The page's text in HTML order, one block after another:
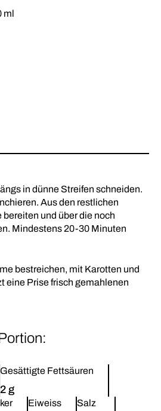
ml
in dünne Streifen schneiden.
Aus den restlichen
und über die noch
Mindestens 20-30 Minuten
bestreichen, mit Karotten und
eine Prise frisch gemahlenen
Gesättigte Fettsäuren
2 g
Eiweiss Salz